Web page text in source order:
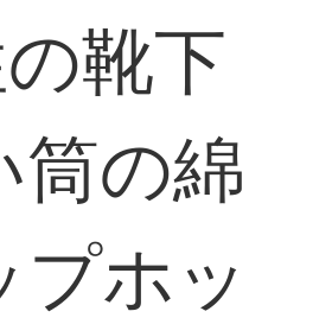
靴下
の綿
ホッ